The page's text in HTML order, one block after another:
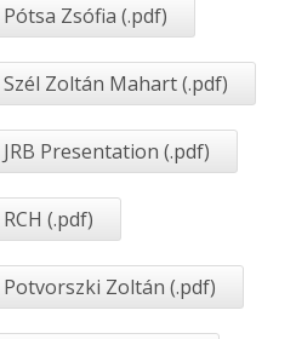
Zsófia (.pdf)
Zoltán Mahart (.pdf)
Presentation (.pdf)
(.pdf)
Zoltán (.pdf)